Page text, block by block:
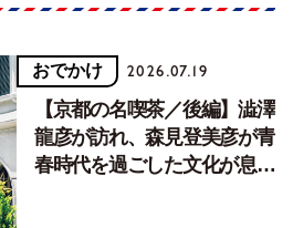
おでかけ 2026.07.19
【京都の名喫茶／後編】澁澤
龍彦が訪れ、森見登美彦が青
春時代を過ごした文化が息づ